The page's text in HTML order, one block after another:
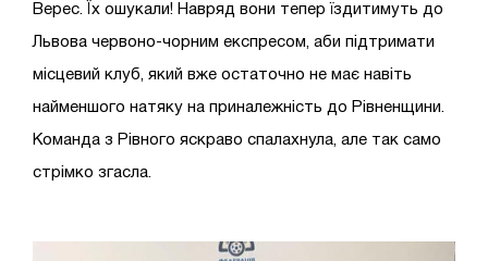
Верес. Їх ошукали! Навряд вони тепер їздитимуть до
Львова червоно-чорним експресом, аби підтримати
місцевий клуб, який вже остаточно не має навіть
найменшого натяку на приналежність до Рівненщини.
Команда з Рівного яскраво спалахнула, але так само
стрімко згасла.